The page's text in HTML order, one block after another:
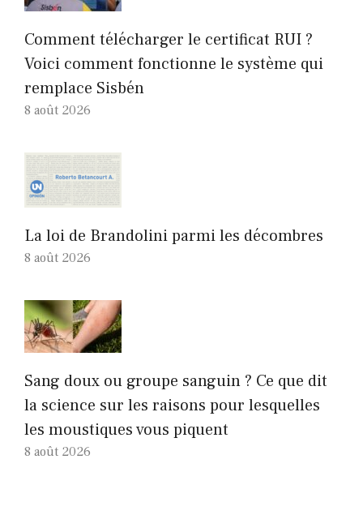
Comment télécharger le certificat RUI ?
Voici comment fonctionne le système qui
remplace Sisbén
8 août 2026
La loi de Brandolini parmi les décombres
8 août 2026
Sang doux ou groupe sanguin ? Ce que dit
la science sur les raisons pour lesquelles
les moustiques vous piquent
8 août 2026